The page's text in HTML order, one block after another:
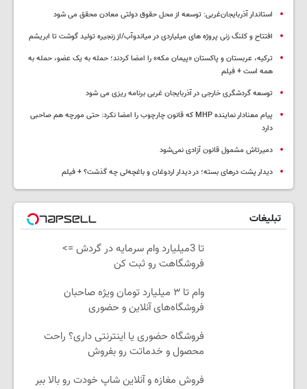
استاندار آذربایجان‌غربی: توسعه از محل حقوق دولتی معادن محقق می شود
افتتاح و کلنگ زنی پروژه های میلیاردی در میاندوآب/از زنجیره تولید گوشت تا ابریشم
ترکیه، عربستان و پاکستان «پیمان مکه» را امضا کردند؛ حمله به یک عضو، حمله به
همه است + فیلم
توسعه گردشگری خارجی در آذربایجان غربی برنامه ریزی می شود
پیام معنادار نماینده MHP که قانون چارچوب را امضا نکرد: حتی مورچه هم صاحبی
دارد
دمیرتاش مشمول قانون آزادی نمی‌شود
دیدار پشت درهای بسته؛ در دیدار اردوغان و باغچه‌لی چه گذشت؟ + فیلم
تبلیغات
تا 3میلیارد وام سرمایه در گردش =>
فروشگاهت رو ثبت کن
وام تا ۳ میلیارد تومان ویژه صاحبان
فروشگاه‌های آنلاین و حضوری
فروشگاه حضوری یا اینترنتی داری؟ راحت
محصول و خدماتت رو بفروش
فروش مغازه و آنلاین شاپ خودت رو بالا ببر